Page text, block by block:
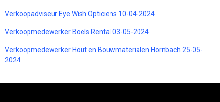
Verkoopadviseur Eye Wish Opticiens 10-04-2024
Verkoopmedewerker Boels Rental 03-05-2024
Verkoopmedewerker Hout en Bouwmaterialen Hornbach 25-05-
2024